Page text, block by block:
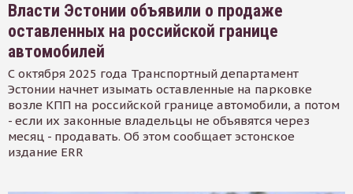
Власти Эстонии объявили о продаже
оставленных на российской границе
автомобилей
С октября 2025 года Транспортный департамент
Эстонии начнет изымать оставленные на парковке
возле КПП на российской границе автомобили, а потом
- если их законные владельцы не объявятся через
месяц - продавать. Об этом сообщает эстонское
издание ERR